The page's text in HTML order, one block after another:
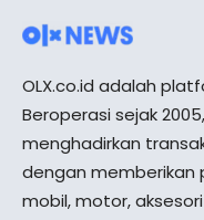
OLX.co.id adalah
Beroperasi sejak
menghadirkan
dengan memberikan
mobil, motor,